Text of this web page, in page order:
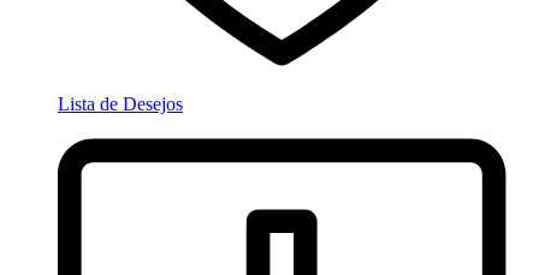
Lista de Desejos